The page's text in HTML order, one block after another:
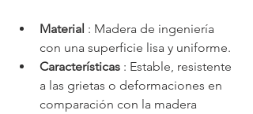
Material : Madera de ingeniería
con una superficie lisa y uniforme.
Características : Estable, resistente
a las grietas o deformaciones en
comparación con la madera